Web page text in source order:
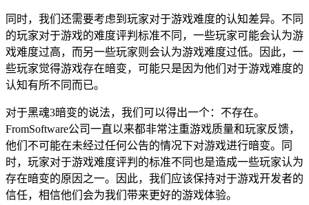
同时，我们还需要考虑到玩家对于游戏难度的认知差异。不同
的玩家对于游戏的难度评判标准不同，一些玩家可能会认为游
戏难度过高，而另一些玩家则会认为游戏难度过低。因此，一
些玩家觉得游戏存在暗变，可能只是因为他们对于游戏难度的
认知有所不同而已。
对于黑魂3暗变的说法，我们可以得出一个：不存在。
FromSoftware公司一直以来都非常注重游戏质量和玩家反馈，
他们不可能在未经过任何公告的情况下对游戏进行暗变。同
时，玩家对于游戏难度评判的标准不同也是造成一些玩家认为
存在暗变的原因之一。因此，我们应该保持对于游戏开发者的
信任，相信他们会为我们带来更好的游戏体验。